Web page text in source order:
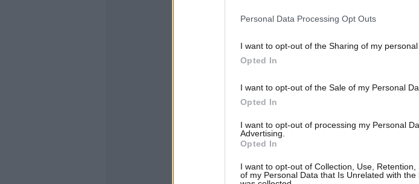
Personal Data Processing Opt Outs
I want to opt-out of the Sharing of my personal
Opted In
I want to opt-out of the Sale of my Personal
Opted In
I want to opt-out of processing my Personal
Advertising.
Opted In
I want to opt-out of Collection, Use,
of my Personal Data that Is Unrelated with